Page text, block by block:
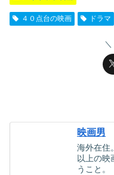
４０点台の映画 ドラマ
映画男
海外在住
以上の映
うこと。